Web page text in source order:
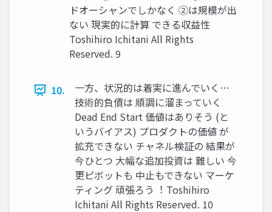
ドオーシャンでしかなく ②は規模が出
ない 現実的に計算 できる収益性
Toshihiro Ichitani All Rights
Reserved. 9
10.
⼀⽅、状況的は着実に進んでいく…
技術的負債は 順調に溜まっていく
Dead End Start 価値はありそう (と
いうバイアス) プロダクトの価値 が
拡充できない チャネル検証の 結果が
今ひとつ ⼤幅な追加投資は 難しい 今
更ピボットも 中⽌もできない マーケ
ティング 頑張ろう︕ Toshihiro
Ichitani All Rights Reserved. 10